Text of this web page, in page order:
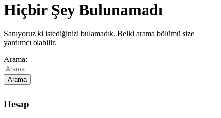
Hiçbir Şey Bulunamadı
Sanıyoruz ki istediğinizi bulamadık. Belki arama bölümü size
yardımcı olabilir.
Arama:
Hesap